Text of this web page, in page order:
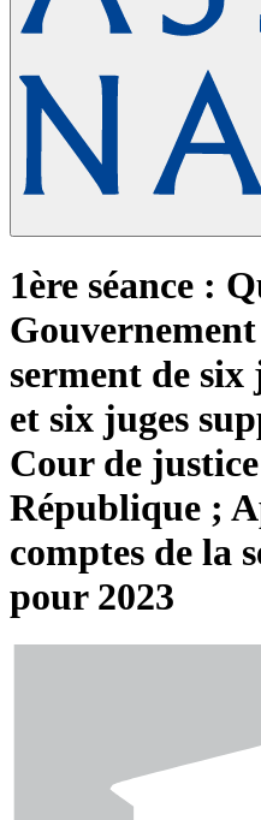
1ère séance :
serment de
et six juges
Cour de
République ;
comptes de la
pour 2023